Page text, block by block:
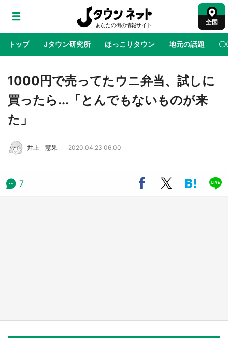
全国
トップ Jタウン研究所 ほっこりタウン 地元の話題 〇
地域×二次元 絶景 あの時はありがとう 物語がはじ
1000円で売ってたウニ弁当、試しに
買ったら...「とんでもないものが来
た」
井上 慧果 2020.04.23 06:00
7